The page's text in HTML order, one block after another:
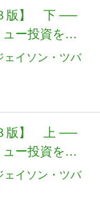
版】 下 ──
ー投資を成
ェイソン・ツバ
版】 上 ──
ー投資を成
ェイソン・ツバ